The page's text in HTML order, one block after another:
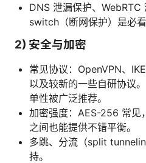
DNS 泄漏保护、WebRTC
switch（断网保护）是必看
2) 安全与加密
常见协议：OpenVPN、
以及较新的一些自研协议
单性被广泛推荐。
加密强度：AES-256 常见
之间也能提供不错平衡。
多跳、分流（split
持。